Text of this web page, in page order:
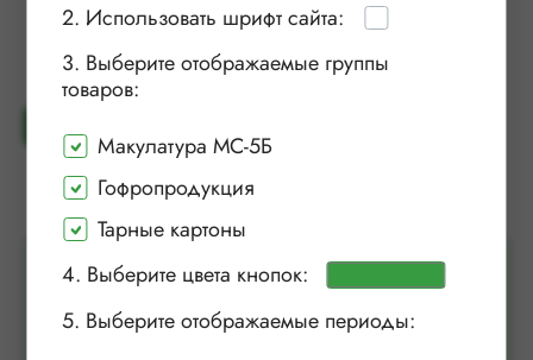
Подпишитесь на обновления индекса
2. Использовать шрифт сайта:
3. Выберите отображаемые группы
товаров:
Макулатура МС-5Б
Гофропродукция
Тарные картоны
4. Выберите цвета кнопок:
5. Выберите отображаемые периоды: